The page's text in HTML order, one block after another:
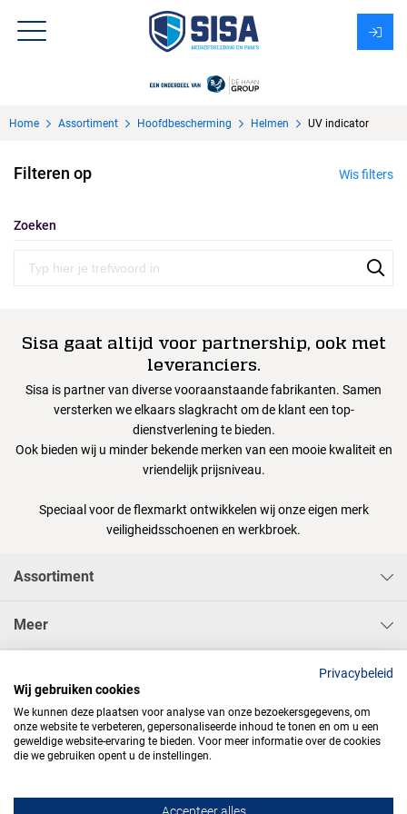
Over Sisa
KMS
Uitzendbureau?
Home Assortiment Hoofdbescherming Helmen UV indicator
Filteren op Wis filters
Zoeken
Sisa gaat altijd voor partnership, ook met
leveranciers.
Sisa is partner van diverse vooraanstaande fabrikanten. Samen
versterken we elkaars slagkracht om de klant een top-
dienstverlening te bieden.
Ook bieden wij u minder bekende merken van een mooie kwaliteit en
vriendelijk prijsniveau.
Speciaal voor de flexmarkt ontwikkelen wij onze eigen merk
veiligheidsschoenen en werkbroek.
Assortiment
Meer
Privacybeleid
Wij gebruiken cookies
We kunnen deze plaatsen voor analyse van onze bezoekersgegevens, om
onze website te verbeteren, gepersonaliseerde inhoud te tonen en om u een
geweldige website-ervaring te bieden. Voor meer informatie over de cookies
die we gebruiken opent u de instellingen.